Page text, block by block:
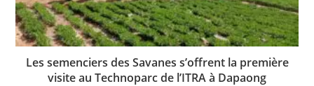
Les semenciers des Savanes s’offrent la première
visite au Technoparc de l’ITRA à Dapaong